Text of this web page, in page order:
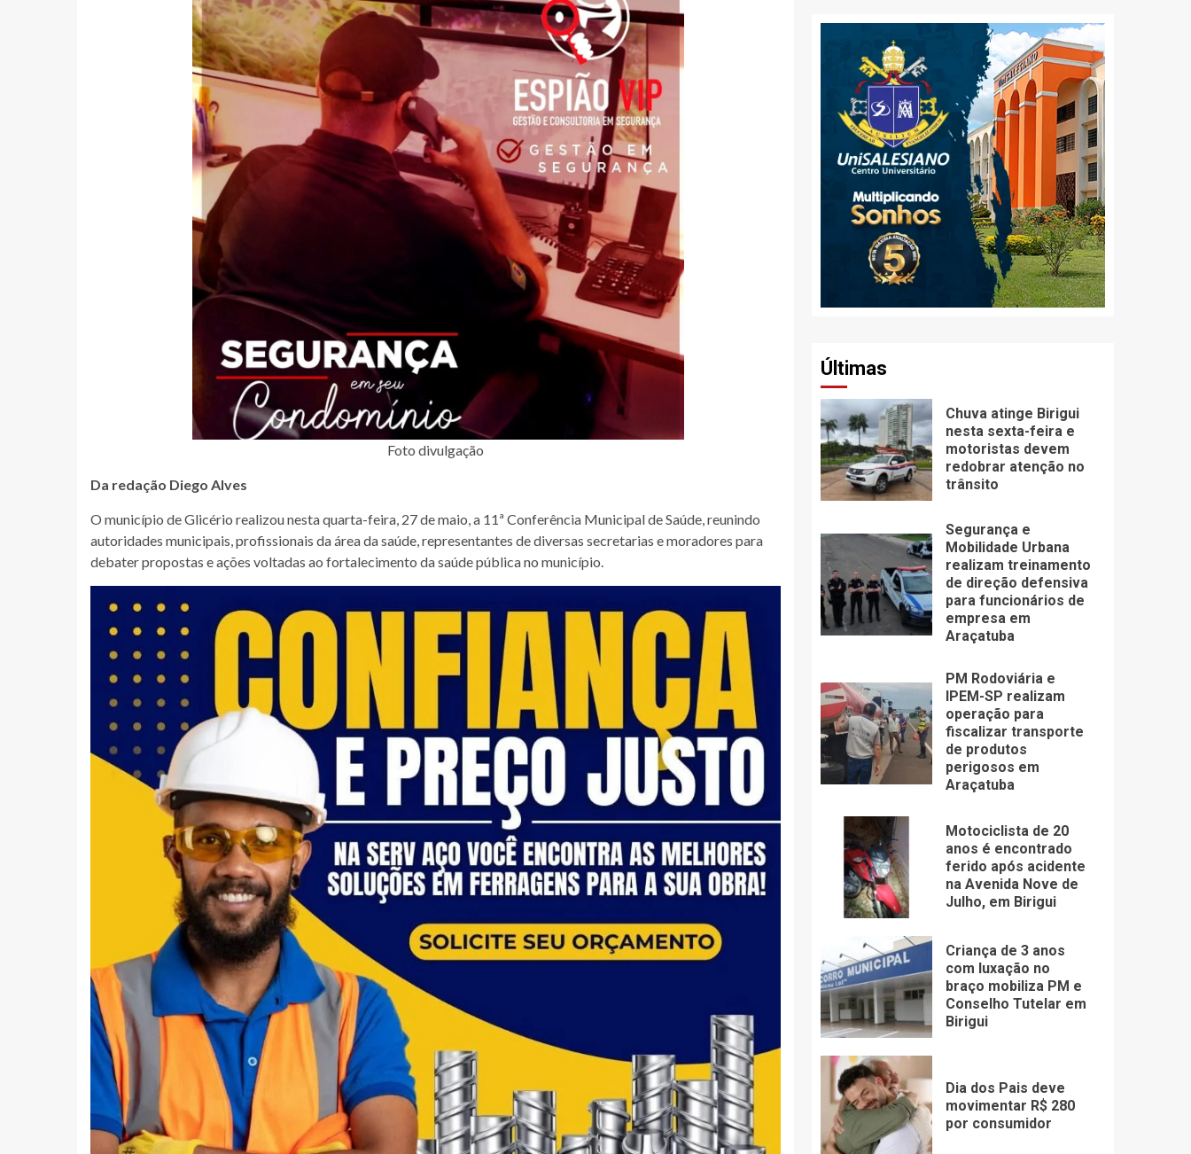
Foto divulgação
Da redação Diego Alves
O município de Glicério realizou nesta quarta-feira, 27 de maio, a 11ª Conferência Municipal de Saúde, reunindo
autoridades municipais, profissionais da área da saúde, representantes de diversas secretarias e moradores para
debater propostas e ações voltadas ao fortalecimento da saúde pública no município.
Últimas
Chuva atinge Birigui
nesta sexta-feira e
motoristas devem
redobrar atenção no
trânsito
Segurança e
Mobilidade Urbana
realizam treinamento
de direção defensiva
para funcionários de
empresa em
Araçatuba
PM Rodoviária e
IPEM-SP realizam
operação para
fiscalizar transporte
de produtos
perigosos em
Araçatuba
Motociclista de 20
anos é encontrado
ferido após acidente
na Avenida Nove de
Julho, em Birigui
Criança de 3 anos
com luxação no
braço mobiliza PM e
Conselho Tutelar em
Birigui
Dia dos Pais deve
movimentar R$ 280
por consumidor